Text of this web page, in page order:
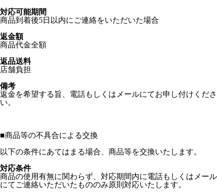
対応可能期間
商品到着後5日以内にご連絡をいただいた場合
返金額
商品代金全額
返品送料
店舗負担
備考
返金を希望する旨、電話もしくはメールにてお申し付けくださ
い。
■商品等の不具合による交換
以下の条件にあてはまる場合、商品等を交換いたします。
対応条件
商品の使用有無に関わらず、対応期間内に電話もしくはメール
にてご連絡いただいたもののみ原則対応いたします。